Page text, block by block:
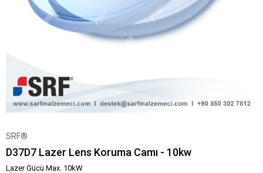
SRF®
D37D7 Lazer Lens Koruma Camı - 10kw
Lazer Gücü Max. 10kW